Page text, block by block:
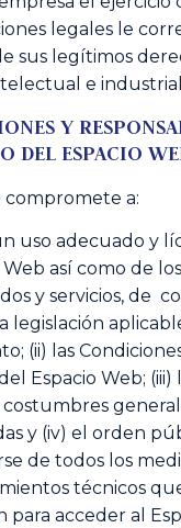
legales le
sus legítimos
e
Y
DEL ESPACIO
compromete a:
uso adecuado y
Web así como de los
y servicios, de
legislación
(ii) las
Espacio Web; (iii)
costumbres
y (iv) el orden
de todos los
técnicos
para acceder al